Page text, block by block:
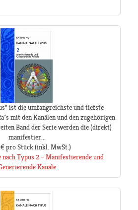
ist die umfangreichste und tiefste
mit den Kanälen und den zugehörigen
Band der Serie werden die (direkt)
manifestier...
pro Stück(inkl. MwSt.)
nach Typus 2 – Manifestierende und
Kanäle